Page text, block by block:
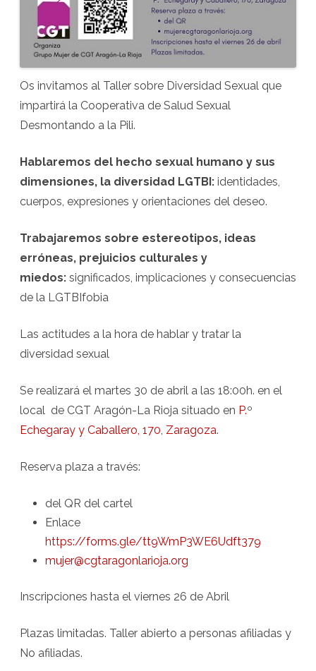
Os invitamos al Taller sobre Diversidad Sexual que
impartirá la Cooperativa de Salud Sexual
Desmontando a la Pili.
Hablaremos del hecho sexual humano y sus
dimensiones, la diversidad LGTBI: identidades,
cuerpos, expresiones y orientaciones del deseo.
Trabajaremos sobre estereotipos, ideas
erróneas, prejuicios culturales y
miedos: significados, implicaciones y consecuencias
de la LGTBIfobia
Las actitudes a la hora de hablar y tratar la
diversidad sexual
Se realizará el martes 30 de abril a las 18:00h. en el
local de CGT Aragón-La Rioja situado en P.º
Echegaray y Caballero, 170, Zaragoza.
Reserva plaza a través:
del QR del cartel
Enlace
https://forms.gle/tt9WmP3WE6Udft379
mujer@cgtaragonlarioja.org
Inscripciones hasta el viernes 26 de Abril
Plazas limitadas. Taller abierto a personas afiliadas y
No afiliadas.